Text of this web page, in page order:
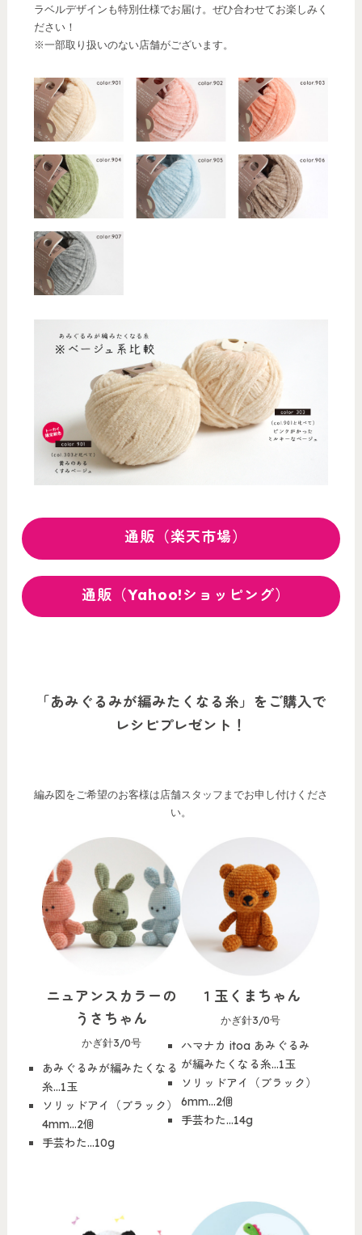
ラベルデザインも特別仕様でお届け。ぜひ合わせてお楽しみく
ださい！
※一部取り扱いのない店舗がございます。
通販（楽天市場）
通販（Yahoo!ショッピング）
「あみぐるみが編みたくなる糸」をご購入で
レシピプレゼント！
編み図をご希望のお客様は店舗スタッフまでお申し付けくださ
い。
ニュアンスカラーの
うさちゃん
かぎ針3/0号
あみぐるみが編みたくなる
糸…1玉
ソリッドアイ（ブラック）
4mm…2個
手芸わた…10g
１玉くまちゃん
かぎ針3/0号
ハマナカ itoa あみぐるみ
が編みたくなる糸…1玉
ソリッドアイ（ブラック）
6mm…2個
手芸わた…14g